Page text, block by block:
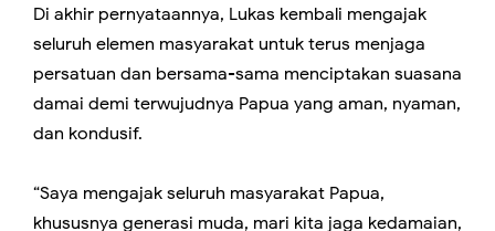
Di akhir pernyataannya, Lukas kembali mengajak
seluruh elemen masyarakat untuk terus menjaga
persatuan dan bersama-sama menciptakan suasana
damai demi terwujudnya Papua yang aman, nyaman,
dan kondusif.
“Saya mengajak seluruh masyarakat Papua,
khususnya generasi muda, mari kita jaga kedamaian,